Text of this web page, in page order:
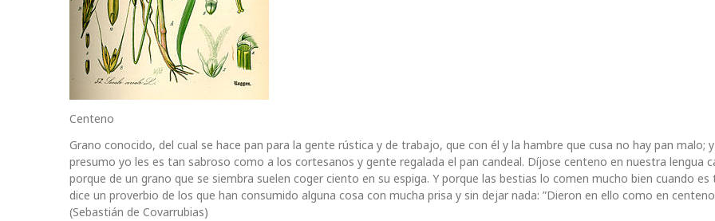
Centeno
Grano conocido, del cual se hace pan para la gente rústica y de trabajo, que con él y la hambre que cusa no hay pan malo;
presumo yo les es tan sabroso como a los cortesanos y gente regalada el pan candeal. Díjose centeno en nuestra lengua
porque de un grano que se siembra suelen coger ciento en su espiga. Y porque las bestias lo comen mucho bien cuando es
dice un proverbio de los que han consumido alguna cosa con mucha prisa y sin dejar nada: ”Dieron en ello como en centeno
(Sebastián de Covarrubias)